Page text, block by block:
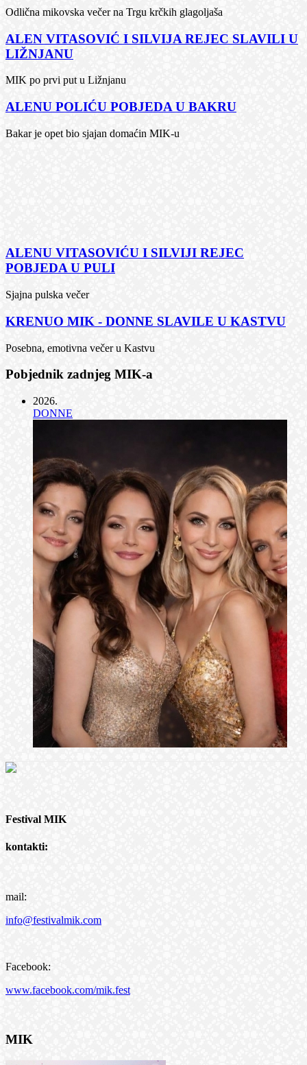
Odlična mikovska večer na Trgu krčkih glagoljaša
ALEN VITASOVIĆ I SILVIJA REJEC SLAVILI U
LIŽNJANU
MIK po prvi put u Ližnjanu
ALENU POLIĆU POBJEDA U BAKRU
Bakar je opet bio sjajan domaćin MIK-u
ALENU VITASOVIĆU I SILVIJI REJEC
POBJEDA U PULI
Sjajna pulska večer
KRENUO MIK - DONNE SLAVILE U KASTVU
Posebna, emotivna večer u Kastvu
Pobjednik zadnjeg MIK-a
2026.
DONNE
Festival MIK
kontakti:
mail:
info@festivalmik.com
Facebook:
www.facebook.com/mik.fest
MIK